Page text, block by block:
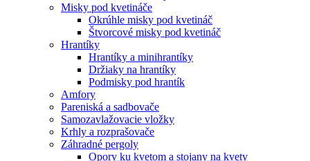
Misky pod kvetináče
Okrúhle misky pod kvetináč
Štvorcové misky pod kvetináč
Hrantíky
Hrantíky a minihrantíky
Držiaky na hrantíky
Podmisky pod hrantík
Amfory
Pareniská a sadbovače
Samozavlažovacie vložky
Krhly a rozprašovače
Záhradné pergoly
Opory ku kvetom a stojany na kvety